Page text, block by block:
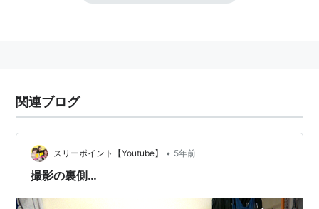
いが、食べ物粗末のクレームが来ることがある。
コントではマンネリを防ぐために、色付きのパイを使用
することもある。
近年はパイ投げから進化して、顔面ケーキ
いった顔面サプライズ
たで流行っている。
関連ブログ
スリーポイント【Youtube】 • 5年前
撮影の裏側…